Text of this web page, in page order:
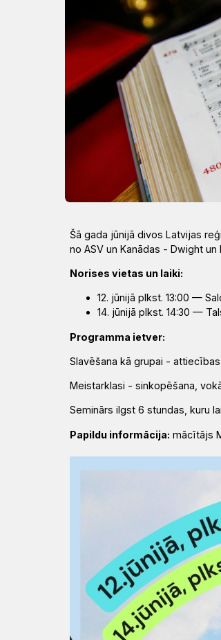
kristietību
Šā gada jūnijā divos Latvijas
no ASV un Kanādas - Dwight un
Norises vietas un laiki:
12. jūnijā plkst. 13:00 —
14. jūnijā plkst. 14:30 —
Programma ietver:
Slavēšana kā grupai -
Meistarklasi - sinkopēšana,
Seminārs ilgst 6 stundas, kuru
Papildu informācija: mācītājs